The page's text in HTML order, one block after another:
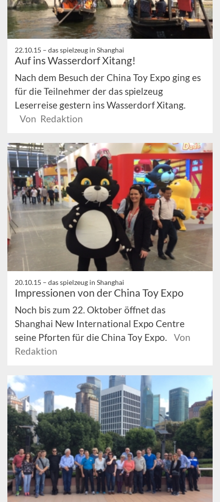
22.10.15 – das spielzeug in Shanghai
Auf ins Wasserdorf Xitang!
Nach dem Besuch der China Toy Expo ging es
für die Teilnehmer der das spielzeug
Leserreise gestern ins Wasserdorf Xitang.
Von Redaktion
20.10.15 – das spielzeug in Shanghai
Impressionen von der China Toy Expo
Noch bis zum 22. Oktober öffnet das
Shanghai New International Expo Centre
seine Pforten für die China Toy Expo.
Von
Redaktion